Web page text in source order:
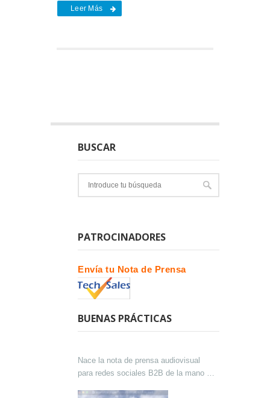
Leer Más
BUSCAR
PATROCINADORES
Envía tu Nota de Prensa
BUENAS PRÁCTICAS
Nace la nota de prensa audiovisual
para redes sociales B2B de la mano de